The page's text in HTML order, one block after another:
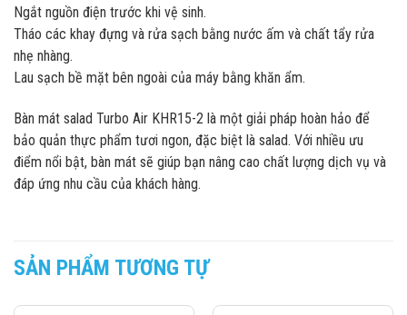
Ngắt nguồn điện trước khi vệ sinh.
Tháo các khay đựng và rửa sạch bằng nước ấm và chất tẩy rửa
nhẹ nhàng.
Lau sạch bề mặt bên ngoài của máy bằng khăn ẩm.
Bàn mát salad Turbo Air KHR15-2 là một giải pháp hoàn hảo để
bảo quản thực phẩm tươi ngon, đặc biệt là salad. Với nhiều ưu
điểm nổi bật, bàn mát sẽ giúp bạn nâng cao chất lượng dịch vụ và
đáp ứng nhu cầu của khách hàng.
SẢN PHẨM TƯƠNG TỰ